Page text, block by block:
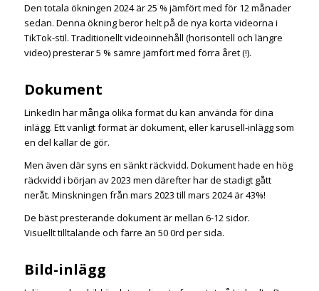
Den totala ökningen 2024 är 25 % jämfört med för 12 månader
sedan. Denna ökning beror helt på de nya korta videorna i
TikTok-stil. Traditionellt videoinnehåll (horisontell och längre
video) presterar 5 % sämre jämfört med förra året (!).
Dokument
LinkedIn har många olika format du kan använda för dina
inlägg. Ett vanligt format är dokument, eller karusell-inlägg som
en del kallar de gör.
Men även där syns en sänkt räckvidd. Dokument hade en hög
räckvidd i början av 2023 men därefter har de stadigt gått
neråt. Minskningen från mars 2023 till mars 2024 är 43%!
De bäst presterande dokument är mellan 6-12 sidor.
Visuellt tilltalande och färre än 50 0rd per sida.
Bild-inlägg